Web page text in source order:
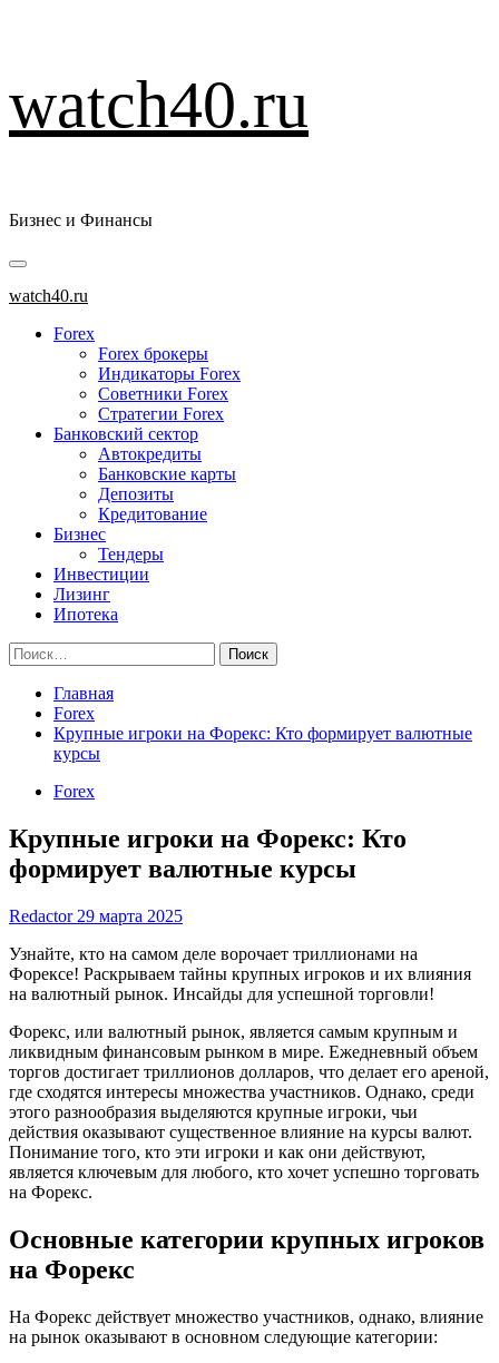
к
содержимому
watch40.ru
Бизнес и Финансы
Основное
меню
watch40.ru
Forex
Forex брокеры
Индикаторы Forex
Советники Forex
Стратегии Forex
Банковский сектор
Автокредиты
Банковские карты
Депозиты
Кредитование
Бизнес
Тендеры
Инвестиции
Лизинг
Ипотека
Найти:
Главная
Forex
Крупные игроки на Форекс: Кто формирует валютные
курсы
Forex
Крупные игроки на Форекс: Кто
формирует валютные курсы
Redactor 29 марта 2025
Узнайте, кто на самом деле ворочает триллионами на
Форексе! Раскрываем тайны крупных игроков и их влияния
на валютный рынок. Инсайды для успешной торговли!
Форекс, или валютный рынок, является самым крупным и
ликвидным финансовым рынком в мире. Ежедневный объем
торгов достигает триллионов долларов, что делает его ареной,
где сходятся интересы множества участников. Однако, среди
этого разнообразия выделяются крупные игроки, чьи
действия оказывают существенное влияние на курсы валют.
Понимание того, кто эти игроки и как они действуют,
является ключевым для любого, кто хочет успешно торговать
на Форекс.
Основные категории крупных игроков
на Форекс
На Форекс действует множество участников, однако, влияние
на рынок оказывают в основном следующие категории: